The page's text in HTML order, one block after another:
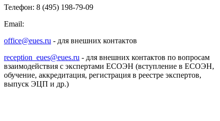
Телефон: 8 (495) 198-79-09
Email:
office@eues.ru - для внешних контактов
reception_eues@eues.ru - для внешних контактов по вопросам
взаимодействия с экспертами ЕСОЭН (вступление в ЕСОЭН,
обучение, аккредитация, регистрация в реестре экспертов,
выпуск ЭЦП и др.)